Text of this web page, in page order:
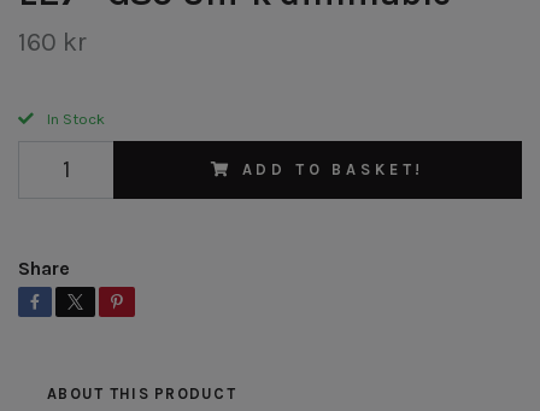
160 kr
In Stock
ADD TO BASKET!
Share
ABOUT THIS PRODUCT